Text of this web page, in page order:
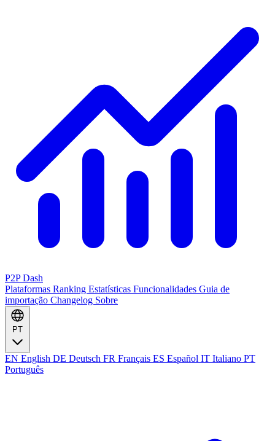
P2P Dash
Plataformas Ranking Estatísticas Funcionalidades Guia de
importação Changelog Sobre
PT
EN English DE Deutsch FR Français ES Español IT Italiano PT
Português